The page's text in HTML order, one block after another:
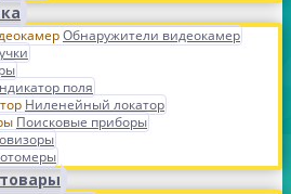
Обнаружители видеокамер
поля
Ниленейный локатор
Поисковые приборы